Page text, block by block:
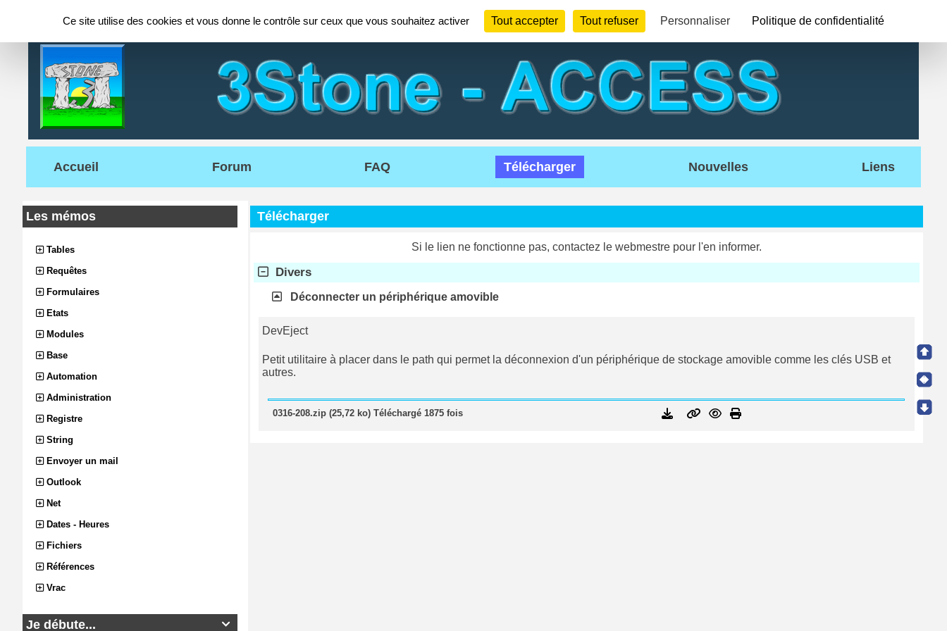
Accueil Forum FAQ Télécharger Nouvelles Liens
Les mémos
Tables
Requêtes
Formulaires
Etats
Modules
Base
Automation
Administration
Registre
String
Envoyer un mail
Outlook
Net
Dates - Heures
Fichiers
Références
Vrac

Je débute...
Télécharger
Si le lien ne fonctionne pas, contactez le webmestre pour l'en informer.
Divers
Déconnecter un périphérique amovible
DevEject
Petit utilitaire à placer dans le path qui permet la déconnexion d'un périphérique de stockage amovible comme les clés USB et
autres.
0316-208.zip (25,72 ko) Téléchargé 1875 fois
Ce site utilise des cookies et vous donne le contrôle sur ceux que vous souhaitez activer
Tout accepter Tout refuser Personnaliser Politique de confidentialité